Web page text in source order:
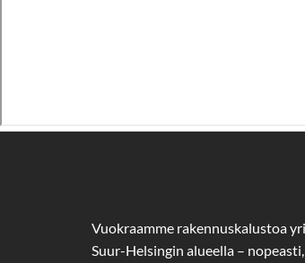
Vuokraamme rakennuskalustoa
Suur-Helsingin alueella – nopeasti,